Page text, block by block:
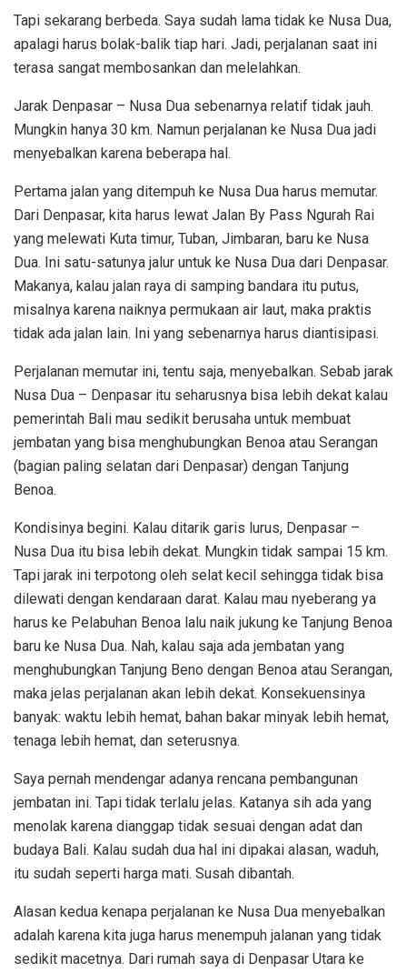
Tapi sekarang berbeda. Saya sudah lama tidak ke Nusa Dua,
apalagi harus bolak-balik tiap hari. Jadi, perjalanan saat ini
terasa sangat membosankan dan melelahkan.
Jarak Denpasar – Nusa Dua sebenarnya relatif tidak jauh.
Mungkin hanya 30 km. Namun perjalanan ke Nusa Dua jadi
menyebalkan karena beberapa hal.
Pertama jalan yang ditempuh ke Nusa Dua harus memutar.
Dari Denpasar, kita harus lewat Jalan By Pass Ngurah Rai
yang melewati Kuta timur, Tuban, Jimbaran, baru ke Nusa
Dua. Ini satu-satunya jalur untuk ke Nusa Dua dari Denpasar.
Makanya, kalau jalan raya di samping bandara itu putus,
misalnya karena naiknya permukaan air laut, maka praktis
tidak ada jalan lain. Ini yang sebenarnya harus diantisipasi.
Perjalanan memutar ini, tentu saja, menyebalkan. Sebab jarak
Nusa Dua – Denpasar itu seharusnya bisa lebih dekat kalau
pemerintah Bali mau sedikit berusaha untuk membuat
jembatan yang bisa menghubungkan Benoa atau Serangan
(bagian paling selatan dari Denpasar) dengan Tanjung
Benoa.
Kondisinya begini. Kalau ditarik garis lurus, Denpasar –
Nusa Dua itu bisa lebih dekat. Mungkin tidak sampai 15 km.
Tapi jarak ini terpotong oleh selat kecil sehingga tidak bisa
dilewati dengan kendaraan darat. Kalau mau nyeberang ya
harus ke Pelabuhan Benoa lalu naik jukung ke Tanjung Benoa
baru ke Nusa Dua. Nah, kalau saja ada jembatan yang
menghubungkan Tanjung Beno dengan Benoa atau Serangan,
maka jelas perjalanan akan lebih dekat. Konsekuensinya
banyak: waktu lebih hemat, bahan bakar minyak lebih hemat,
tenaga lebih hemat, dan seterusnya.
Saya pernah mendengar adanya rencana pembangunan
jembatan ini. Tapi tidak terlalu jelas. Katanya sih ada yang
menolak karena dianggap tidak sesuai dengan adat dan
budaya Bali. Kalau sudah dua hal ini dipakai alasan, waduh,
itu sudah seperti harga mati. Susah dibantah.
Alasan kedua kenapa perjalanan ke Nusa Dua menyebalkan
adalah karena kita juga harus menempuh jalanan yang tidak
sedikit macetnya. Dari rumah saya di Denpasar Utara ke